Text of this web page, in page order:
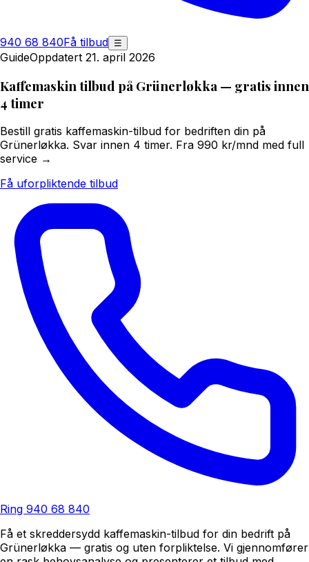
940 68 840Få tilbud ☰
GuideOppdatert 21. april 2026
Kaffemaskin tilbud på Grünerløkka — gratis innen
4 timer
Bestill gratis kaffemaskin-tilbud for bedriften din på
Grünerløkka. Svar innen 4 timer. Fra 990 kr/mnd med full
service →
Få uforpliktende tilbud
Ring 940 68 840
Få et skreddersydd kaffemaskin-tilbud for din bedrift på
Grünerløkka — gratis og uten forpliktelse. Vi gjennomfører